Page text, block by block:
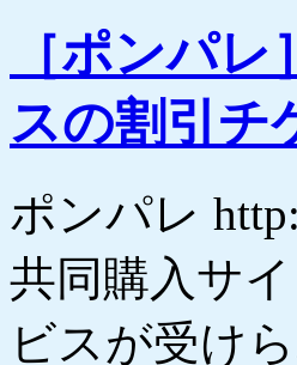
［ポンパ
スの割引チ
ポンパレ
共同購入サ
ビスが受け